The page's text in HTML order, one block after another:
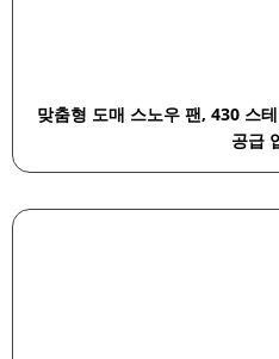
맞춤형 도매 스노우 팬, 430 스
공급